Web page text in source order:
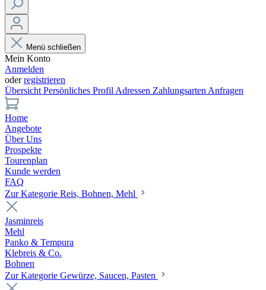
Menü schließen
Mein Konto
Anmelden
oderregistrieren
Übersicht Persönliches Profil Adressen Zahlungsarten Anfragen
Home
Angebote
Über Uns
Prospekte
Tourenplan
Kunde werden
FAQ
Zur Kategorie Reis, Bohnen, Mehl
Jasminreis
Mehl
Panko & Tempura
Klebreis & Co.
Bohnen
Zur Kategorie Gewürze, Saucen, Pasten